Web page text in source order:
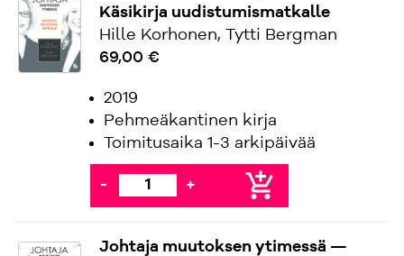
Käsikirja uudistumismatkalle
Hille Korhonen, Tytti Bergman
69,00 €
2019
Pehmeäkantinen kirja
Toimitusaika 1-3 arkipäivää
- + add_shopping_cart
Johtaja muutoksen ytimessä —